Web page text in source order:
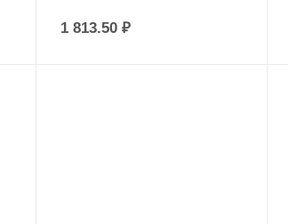
1 813.50₽